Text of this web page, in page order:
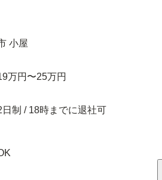
小屋
万円〜25万円
日制 / 18時までに退社可